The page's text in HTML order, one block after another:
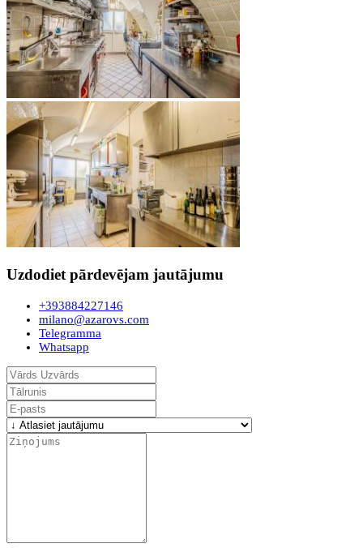
Uzdodiet pārdevējam jautājumu
+393884227146
milano@azarovs.com
Telegramma
Whatsapp